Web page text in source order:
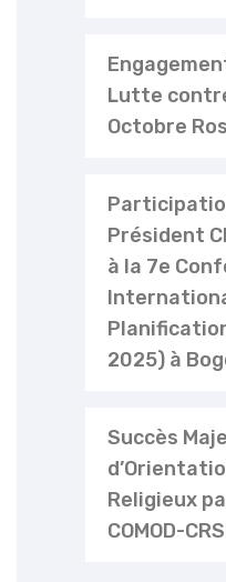
Lutte
Octobre
Président
à la 7e
2025) à
Succès
Religieux
COMOD-